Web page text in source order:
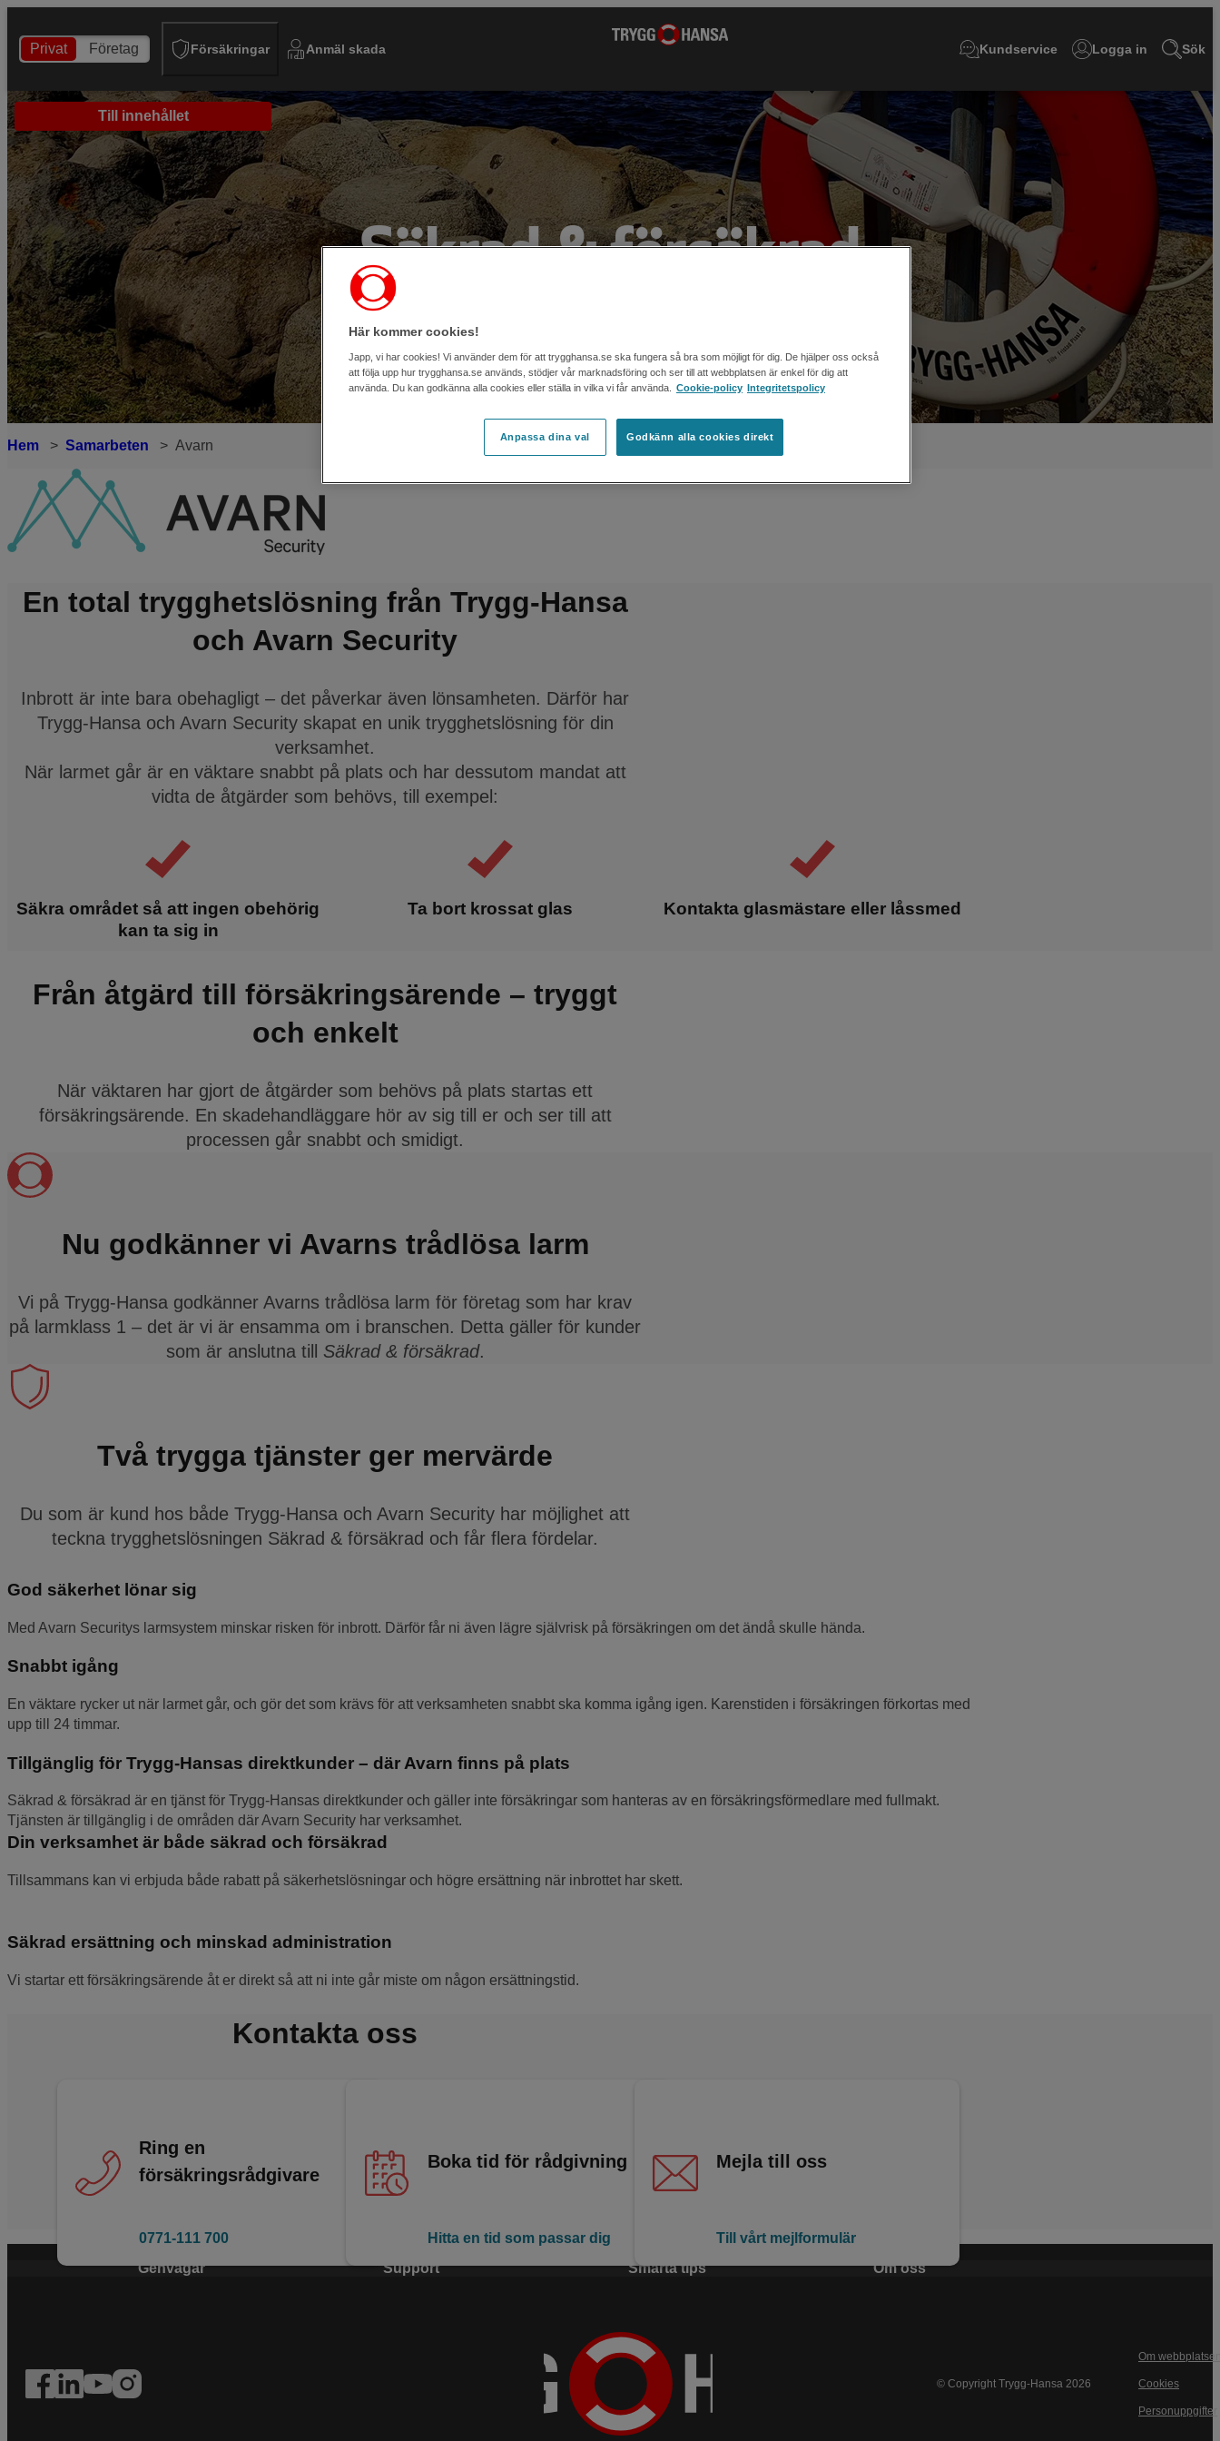
Till innehållet
Privat Företag Försäkringar Anmäl skada Kundservice Logga in Sök
Säkrad & försäkrad
Hem Samarbeten Avarn
En total trygghetslösning från Trygg-Hansa
och Avarn Security
Inbrott är inte bara obehagligt – det påverkar även lönsamheten. Därför har
Trygg-Hansa och Avarn Security skapat en unik trygghetslösning för din
verksamhet.
När larmet går är en väktare snabbt på plats och har dessutom mandat att
vidta de åtgärder som behövs, till exempel:
Säkra området så att ingen obehörig
kan ta sig in
Ta bort krossat glas Kontakta glasmästare eller låssmed
Från åtgärd till försäkringsärende – tryggt
och enkelt
När väktaren har gjort de åtgärder som behövs på plats startas ett
försäkringsärende. En skadehandläggare hör av sig till er och ser till att
processen går snabbt och smidigt.
Nu godkänner vi Avarns trådlösa larm
Vi på Trygg-Hansa godkänner Avarns trådlösa larm för företag som har krav
på larmklass 1 – det är vi är ensamma om i branschen. Detta gäller för kunder
som är anslutna till Säkrad & försäkrad.
Två trygga tjänster ger mervärde
Du som är kund hos både Trygg-Hansa och Avarn Security har möjlighet att
teckna trygghetslösningen Säkrad & försäkrad och får flera fördelar.
God säkerhet lönar sig
Med Avarn Securitys larmsystem minskar risken för inbrott. Därför får ni även lägre självrisk på försäkringen om det ändå skulle hända.
Snabbt igång
En väktare rycker ut när larmet går, och gör det som krävs för att verksamheten snabbt ska komma igång igen. Karenstiden i försäkringen förkortas med
upp till 24 timmar.
Tillgänglig för Trygg-Hansas direktkunder – där Avarn finns på plats
Säkrad & försäkrad är en tjänst för Trygg-Hansas direktkunder och gäller inte försäkringar som hanteras av en försäkringsförmedlare med fullmakt.
Tjänsten är tillgänglig i de områden där Avarn Security har verksamhet.
Din verksamhet är både säkrad och försäkrad
Tillsammans kan vi erbjuda både rabatt på säkerhetslösningar och högre ersättning när inbrottet har skett.
Säkrad ersättning och minskad administration
Vi startar ett försäkringsärende åt er direkt så att ni inte går miste om någon ersättningstid.
Kontakta oss
Ring en
försäkringsrådgivare
0771-111 700
Boka tid för rådgivning
Hitta en tid som passar dig
Mejla till oss
Till vårt mejlformulär
Genvägar
Support Smarta tips Om oss
© Copyright Trygg-Hansa 2026
Om
Cookies
Personuppgifter
Här kommer cookies!
Japp, vi har cookies! Vi använder dem för att trygghansa.se ska fungera så bra som möjligt för dig. De hjälper oss också
att följa upp hur trygghansa.se används, stödjer vår marknadsföring och ser till att webbplatsen är enkel för dig att
använda. Du kan godkänna alla cookies eller ställa in vilka vi får använda.
Cookie-policy Integritetspolicy
Anpassa dina val Godkänn alla cookies direkt